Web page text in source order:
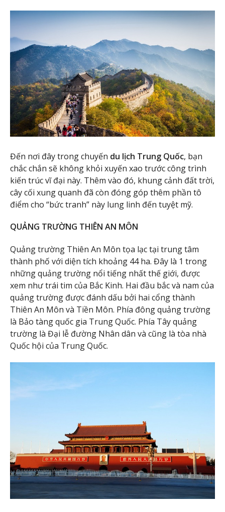
Đến nơi đây trong chuyến du lịch Trung Quốc, bạn
chắc chắn sẽ không khỏi xuyến xao trước công trình
kiến trúc vĩ đại này. Thêm vào đó, khung cảnh đất trời,
cây cối xung quanh đã còn đóng góp thêm phần tô
điểm cho “bức tranh” này lung linh đến tuyệt mỹ.
QUẢNG TRƯỜNG THIÊN AN MÔN
Quảng trường Thiên An Môn tọa lạc tại trung tâm
thành phố với diện tích khoảng 44 ha. Đây là 1 trong
những quảng trường nổi tiếng nhất thế giới, được
xem như trái tim của Bắc Kinh. Hai đầu bắc và nam của
quảng trường được đánh dấu bởi hai cổng thành
Thiên An Môn và Tiền Môn. Phía đông quảng trường
là Bảo tàng quốc gia Trung Quốc. Phía Tây quảng
trường là Đại lễ đường Nhân dân và cũng là tòa nhà
Quốc hội của Trung Quốc.